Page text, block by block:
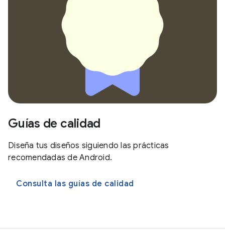
Guías de calidad
Diseña tus diseños siguiendo las prácticas
recomendadas de Android.
Consulta las guías de calidad